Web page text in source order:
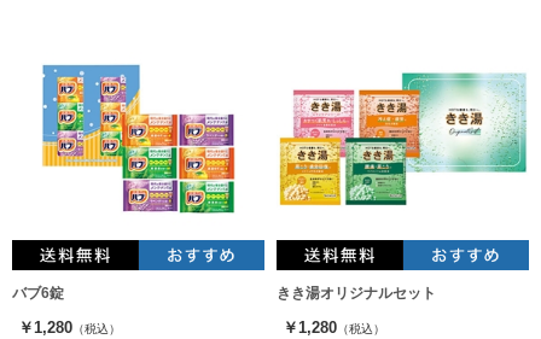
バブ6錠
￥1,280 （税込）
きき湯オリジナルセット
￥1,280 （税込）